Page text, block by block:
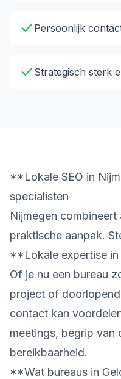
Persoonlijk
Strategisch sterk
**Lokale SEO in
specialisten
Nijmegen
praktische aanpak.
**Lokale expertise
Of je nu een bureau
project of
contact kan
meetings, begrip van
bereikbaarheid.
**Wat bureaus in